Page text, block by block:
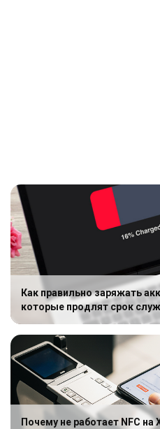
Как правильно заряжать
которые продлят срок
Почему не работает NFC на